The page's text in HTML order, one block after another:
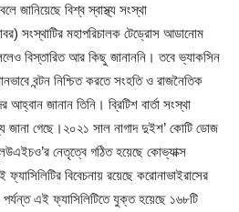
জানিয়েছে বিশ্ব স্বাস্থ্য সংস্থা
সংস্থাটির মহাপরিচালক টেড্রোস আডানোম
বিস্তারিত আর কিছু জানাননি। তবে ভ্যাকসিন
বন্টন নিশ্চিত করতে সংহতি ও রাজনৈতিক
জানান তিনি। ব্রিটিশ বার্তা সংস্থা
জানা গেছে।২০২১ সাল নাগাদ দুইশ’ কোটি ডোজ
নেতৃত্বে গঠিত হয়েছে কোভ্যাক্স
বিবেচনায় রয়েছে করোনাভাইরাসের
এই ফ্যাসিলিটিতে যুক্ত হয়েছে ১৬৮টি